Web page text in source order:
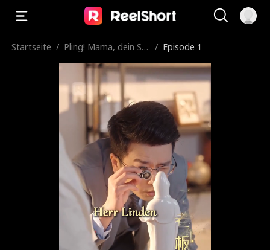
Startseite / Pling! Mama, dein Sc
/ Episode 1